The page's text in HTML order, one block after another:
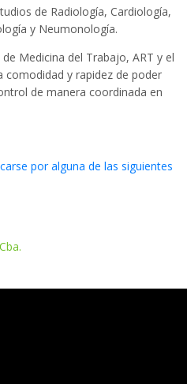
de Radiología, Cardiología,
y Neumonología.
Medicina del Trabajo, ART y el
y rapidez de poder
de manera coordinada en
por alguna de las siguientes